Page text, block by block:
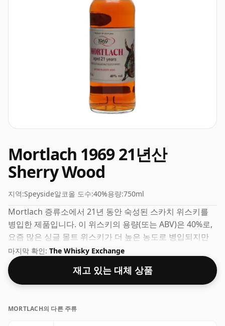
Mortlach 1969 21년산
Sherry Wood
지역:Speyside알코올 도수:40%용량:750ml
Mortlach 증류소에서 21년 동안 숙성된 스카치 위스키를
병입한 제품입니다. 이 위스키의 용량(또는 ABV)은 40%로,
요즘 많은 싱글 몰트 위스키가 더 높은 농도로 병입되지만
이는 블렌디드 스카치 위스키에서 일반적입니다. 병 크기는
75cl입니다.
마지막 확인: The Whisky Exchange
재고 있는 대체 상품
MORTLACH의 다른 주류